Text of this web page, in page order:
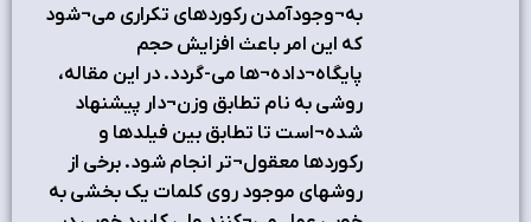
به¬وجودآمدن ركوردهاي تكراري مي¬شود
كه اين امر باعث افزايش حجم
پايگاه¬داده¬ها مي-گردد. در اين مقاله،
روشي به نام تطابق وزن¬دار پيشنهاد
شده¬است تا تطابق بين فيلدها و
ركوردها معقول¬تر انجام شود. برخي از
روشهاي موجود روي كلمات يك بخشي به